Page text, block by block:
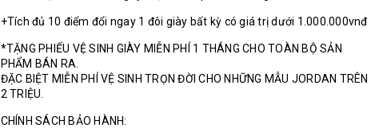
+Tích đủ 10 điểm đổi ngay 1 đôi giày bất kỳ có giá trị dưới 1.000.000vnđ
*TẶNG PHIẾU VỆ SINH GIÀY MIỄN PHÍ 1 THÁNG CHO TOÀN BỘ SẢN
PHẨM BÁN RA.
ĐẶC BIỆT MIỄN PHÍ VỆ SINH TRỌN ĐỜI CHO NHỮNG MẪU JORDAN TRÊN
2 TRIỆU.
CHÍNH SÁCH BẢO HÀNH: